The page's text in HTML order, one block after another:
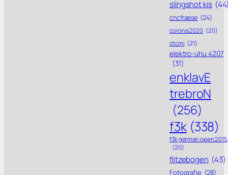
slingshot kis
cncfraese (24)
corona 2020 (20)
ctcini (21)
elektro-uhu 4207
(31)
enklavE
trebroN
(256)
f3k (338)
f3k german open 2015
(20)
flitzebogen (43)
Fotografie (28)